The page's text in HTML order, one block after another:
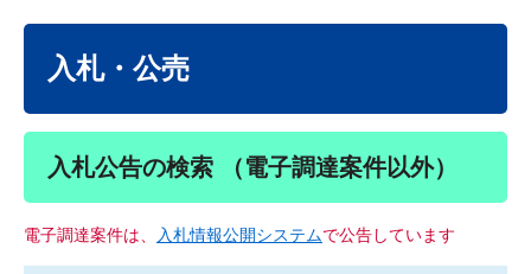
入札・公売
入札公告の検索 （電子調達案件以外）
電子調達案件は、 入札情報公開システムで公告しています